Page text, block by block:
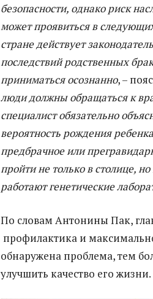
безопасности, однако риск
может проявиться в
стране действует
последствий родственных
приниматься осознанно, –
люди должны обращаться к
специалист обязательно
вероятность рождения
предбрачное или
пройти не только в столице,
работают генетические
По словам Антонины Пак,
профилактика и
обнаружена проблема, тем
улучшить качество его жизни.